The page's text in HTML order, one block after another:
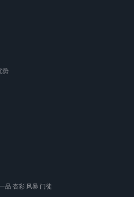
势
品 杏彩 风暴 门徒